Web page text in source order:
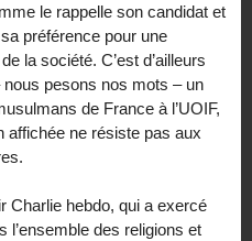
le rappelle son candidat et
préférence pour une
la société. C’est d’ailleurs
pesons nos mots – un
de France à l’UOIF,
affichée ne résiste pas aux
Charlie hebdo, qui a exercé
l’ensemble des religions et